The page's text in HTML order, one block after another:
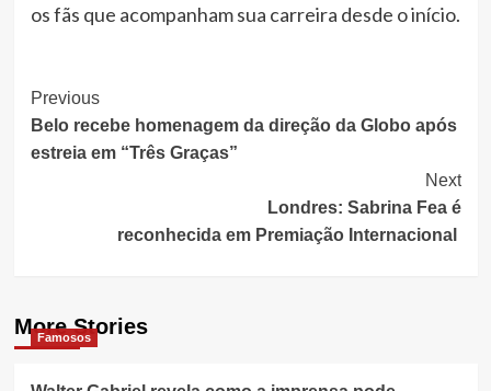
os fãs que acompanham sua carreira desde o início.
Post
Navigation
Previous
Belo recebe homenagem da direção da Globo após
estreia em “Três Graças”
Next
Londres: Sabrina Fea é
reconhecida em Premiação Internacional
More Stories
Famosos